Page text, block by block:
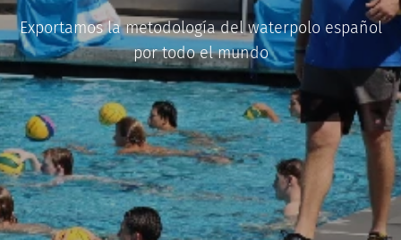
Exportamos la metodología del waterpolo español
por todo el mundo